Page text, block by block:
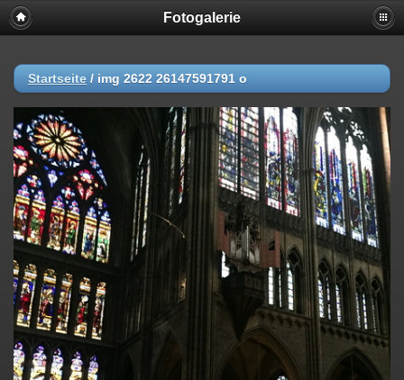
Fotogalerie
Startseite / img 2622 26147591791 o